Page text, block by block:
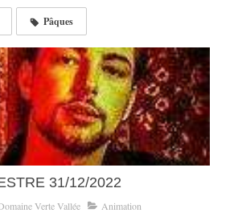
Pâques
31/12/2022
Verte Vallée Animation